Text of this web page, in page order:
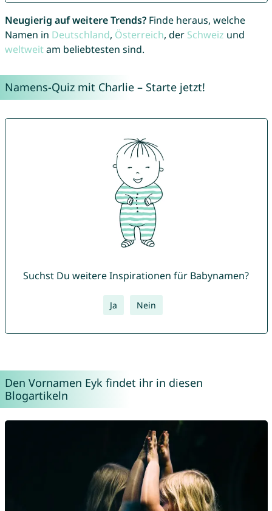
Neugierig auf weitere Trends?Finde heraus, welche
Namen in Deutschland, Österreich, der Schweiz und
weltweitam beliebtesten sind.
Namens-Quiz mit Charlie – Starte jetzt!
Suchst Du weitere Inspirationen für Babynamen?
Ja Nein
Den Vornamen Eyk findet ihr in diesen
Blogartikeln